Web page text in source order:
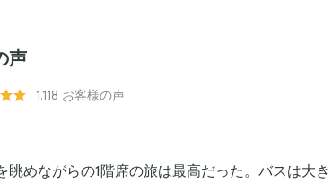
声
· 1.118 お客様の声
眺めながらの1階席の旅は最高だった。バスは大